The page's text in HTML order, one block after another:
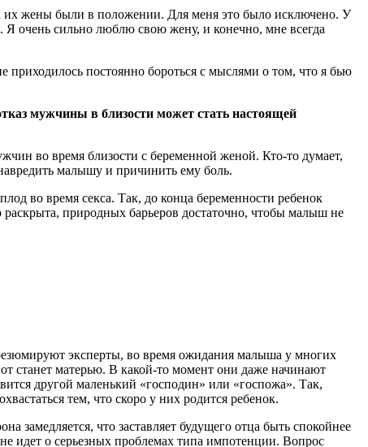
их жены были в положении. Для меня это было исключено. У
Я очень сильно люблю свою жену, и конечно, мне всегда
постоянно бороться с мыслями о том, что я бью
мужчины в близости может стать настоящей
во время близости с беременной женой. Кто-то думает,
малышу и причинить ему боль.
во время секса. Так, до конца беременности ребенок
природных барьеров достаточно, чтобы малыш не
эксперты, во время ожидания малыша у многих
станет матерью. В какой-то момент они даже начинают
другой маленький «господин» или «госпожа». Так,
тем, что скоро у них родится ребенок.
замедляется, что заставляет будущего отца быть спокойнее
идет о серьезных проблемах типа импотенции. Вопрос